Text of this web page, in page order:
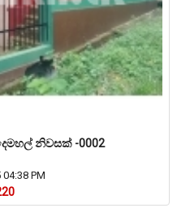
නිවසක් -0002
PM